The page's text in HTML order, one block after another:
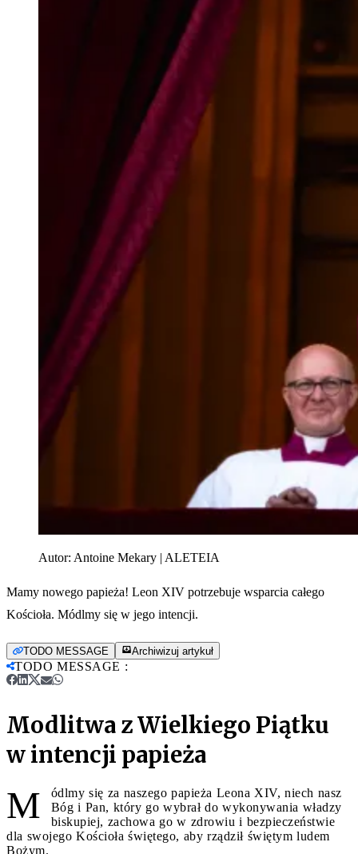
Autor: Antoine Mekary | ALETEIA
Mamy nowego papieża! Leon XIV potrzebuje wsparcia całego
Kościoła. Módlmy się w jego intencji.
TODO MESSAGE Archiwizuj artykuł
TODO MESSAGE :
Modlitwa z Wielkiego Piątku
w intencji papieża
M
ódlmy się za naszego papieża Leona XIV, niech nasz
Bóg i Pan, który go wybrał do wykonywania władzy
biskupiej, zachowa go w zdrowiu i bezpieczeństwie
dla swojego Kościoła świętego, aby rządził świętym ludem
Bożym.